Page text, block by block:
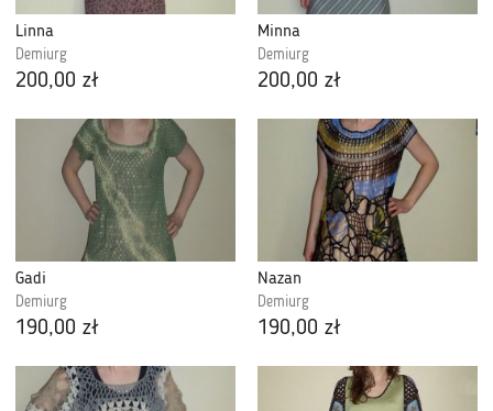
Linna
Demiurg
200,00 zł
Minna
Demiurg
200,00 zł
Gadi
Demiurg
190,00 zł
Nazan
Demiurg
190,00 zł